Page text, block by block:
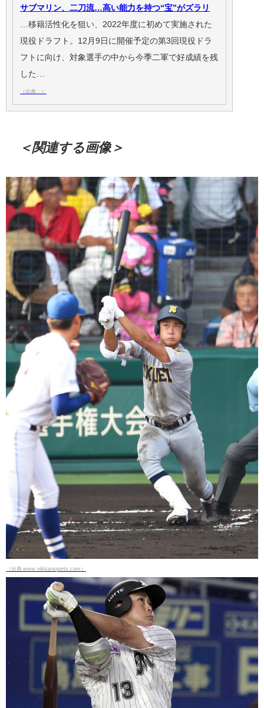
サブマリン、二刀流…高い能力を持つ“宝”がズラリ
…移籍活性化を狙い、2022年度に初めて実施された
現役ドラフト。12月9日に開催予定の第3回現役ドラ
フトに向け、対象選手の中から今季二軍で好成績を残
した…
（出典：）
＜関連する画像＞
（出典 www.nikkansports.com）